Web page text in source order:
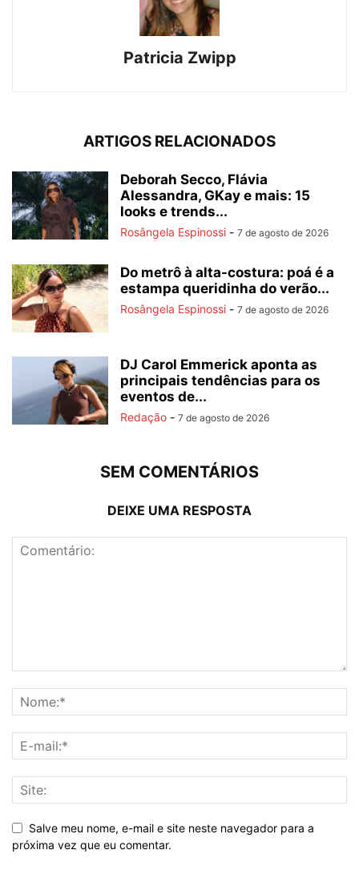
Patricia Zwipp
ARTIGOS RELACIONADOS
Deborah Secco, Flávia
Alessandra, GKay e mais: 15
looks e trends...
Rosângela Espinossi - 7 de agosto de 2026
Do metrô à alta-costura: poá é a
estampa queridinha do verão...
Rosângela Espinossi - 7 de agosto de 2026
DJ Carol Emmerick aponta as
principais tendências para os
eventos de...
Redação - 7 de agosto de 2026
SEM COMENTÁRIOS
DEIXE UMA RESPOSTA
Salve meu nome, e-mail e site neste navegador para a
próxima vez que eu comentar.